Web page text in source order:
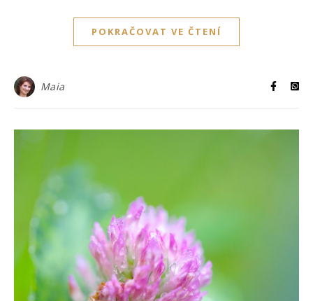
POKRAČOVAT VE ČTENÍ
Maia